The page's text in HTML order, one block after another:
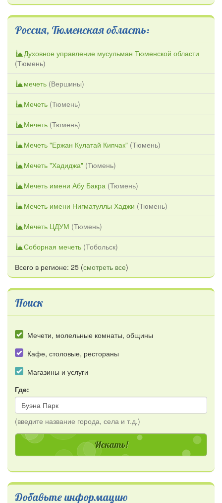
Россия, Тюменская область:
Духовное управление мусульман Тюменской области
(Тюмень)
мечеть (Вершины)
Мечеть (Тюмень)
Мечеть (Тюмень)
Мечеть "Ержан Кулатай Кипчак" (Тюмень)
Мечеть "Хадиджа" (Тюмень)
Мечеть имени Абу Бакра (Тюмень)
Мечеть имени Нигматуллы Хаджи (Тюмень)
Мечеть ЦДУМ (Тюмень)
Соборная мечеть (Тобольск)
Всего в регионе: 25 (смотреть все)
Поиск
Мечети, молельные комнаты, общины
Кафе, столовые, рестораны
Магазины и услуги
Где:
(введите название города, села и т.д.)
Добавьте информацию